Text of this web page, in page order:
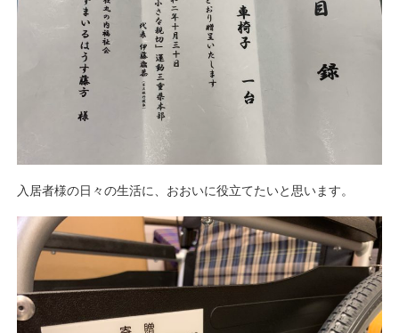
入居者様の日々の生活に、おおいに役立てたいと思います。